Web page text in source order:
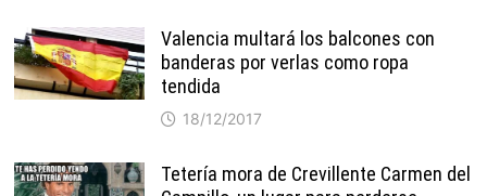
Valencia multará los balcones con
banderas por verlas como ropa
tendida
18/12/2017
Tetería mora de Crevillente Carmen del